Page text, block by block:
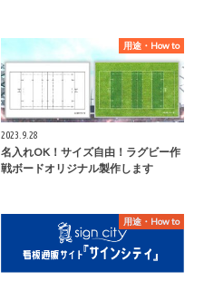
用途・How to
2023.9.28
名入れOK！サイズ自由！ラグビー作
戦ボードオリジナル製作します
用途・How to